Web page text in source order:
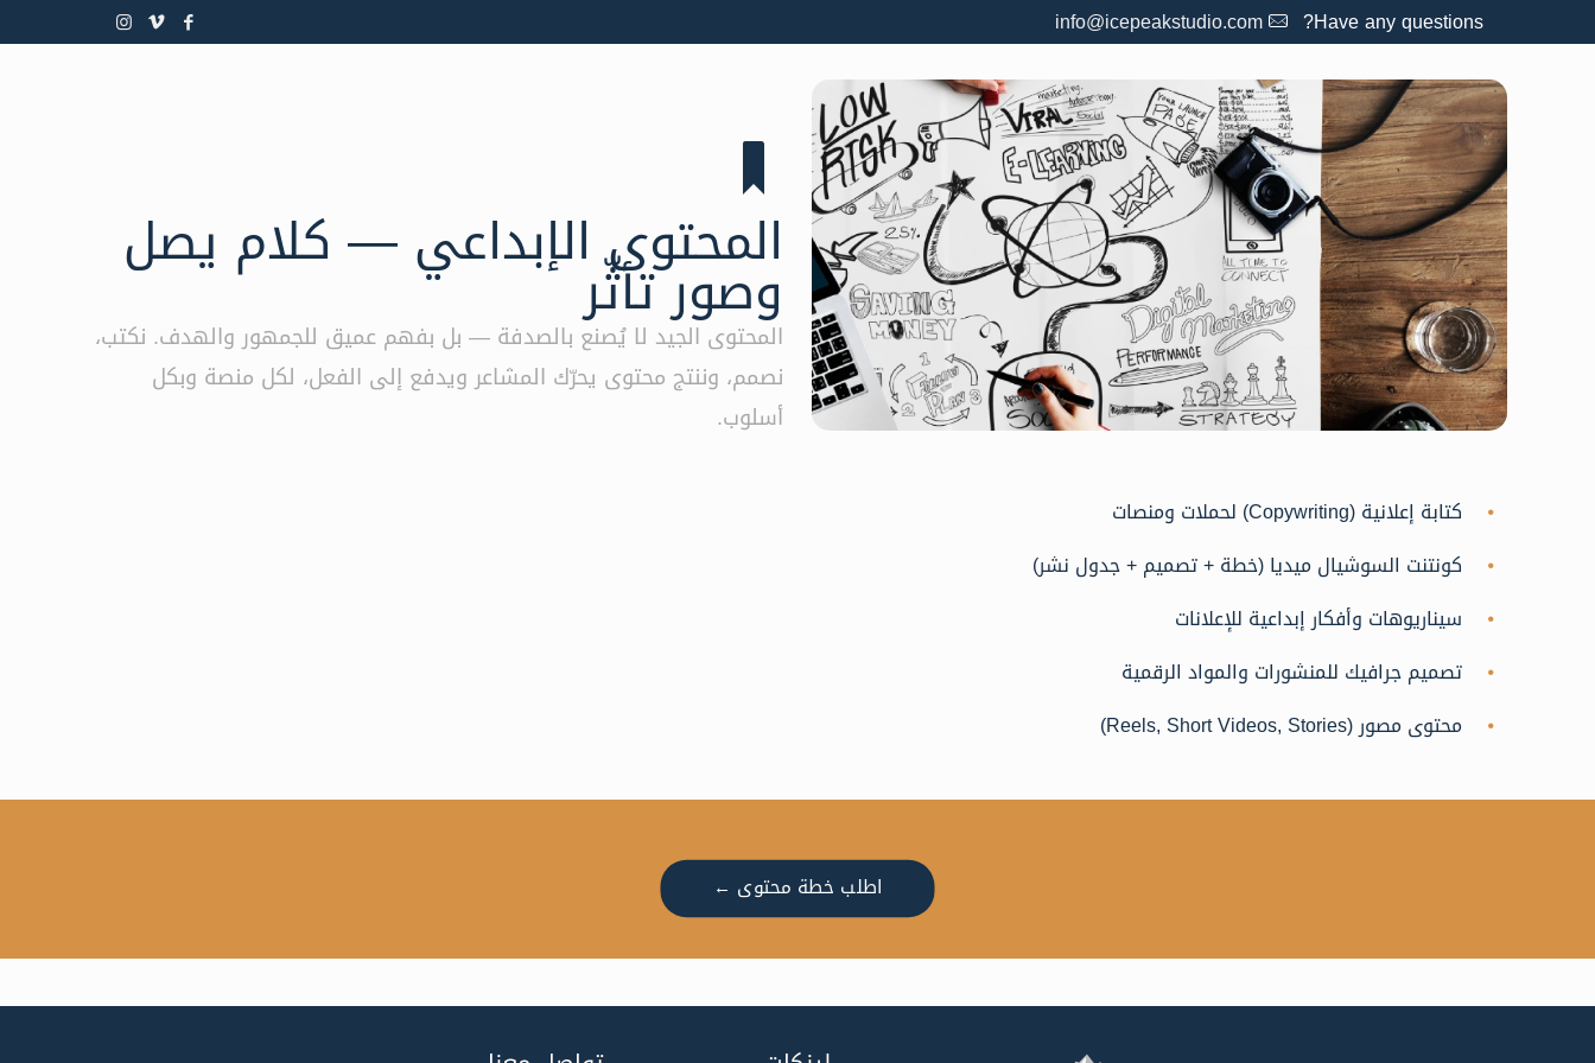
Have any questions?
info@icepeakstudio.com
المحتوى الإبداعي — كلام يصل
وصور تأثّر
المحتوى الجيد لا يُصنع بالصدفة — بل بفهم عميق للجمهور والهدف. نكتب،
نصمم، وننتج محتوى يحرّك المشاعر ويدفع إلى الفعل، لكل منصة وبكل
أسلوب.
كتابة إعلانية (Copywriting) لحملات ومنصات
كونتنت السوشيال ميديا (خطة + تصميم + جدول نشر)
سيناريوهات وأفكار إبداعية للإعلانات
تصميم جرافيك للمنشورات والمواد الرقمية
محتوى مصور (Reels, Short Videos, Stories)
اطلب خطة محتوى ←